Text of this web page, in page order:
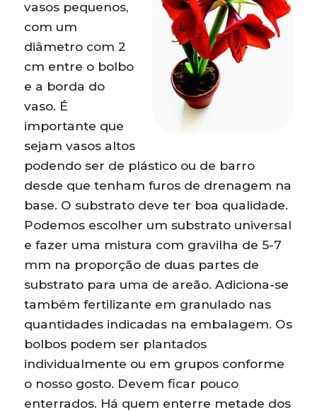
vasos pequenos,
com um
diâmetro com 2
cm entre o bolbo
e a borda do
vaso. É
importante que
sejam vasos altos
podendo ser de plástico ou de barro
desde que tenham furos de drenagem na
base. O substrato deve ter boa qualidade.
Podemos escolher um substrato universal
e fazer uma mistura com gravilha de 5-7
mm na proporção de duas partes de
substrato para uma de areão. Adiciona-se
também fertilizante em granulado nas
quantidades indicadas na embalagem. Os
bolbos podem ser plantados
individualmente ou em grupos conforme
o nosso gosto. Devem ficar pouco
enterrados. Há quem enterre metade dos